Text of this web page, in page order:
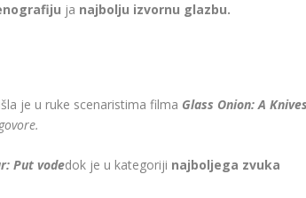
ja najbolju izvornu glazbu.
je u ruke scenaristima filma Glass Onion: A
Put vodedok je u kategoriji najboljega zvuka